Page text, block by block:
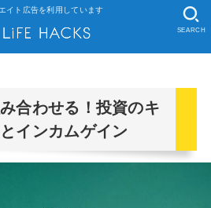
イト広告を利用しています
SEARCH
合わせる！投資のキ
インカムゲイン